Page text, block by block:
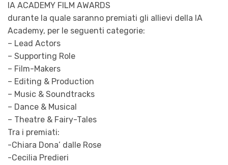
IA ACADEMY FILM AWARDS
durante la quale saranno premiati gli allievi della IA
Academy, per le seguenti categorie:
– Lead Actors
– Supporting Role
– Film-Makers
– Editing & Production
– Music & Soundtracks
– Dance & Musical
– Theatre & Fairy-Tales
Tra i premiati:
-Chiara Dona’ dalle Rose
-Cecilia Predieri